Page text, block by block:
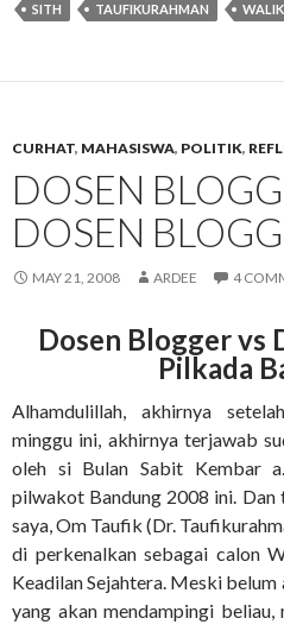
SITH
TAUFIKURAHMAN
CURHAT, MAHASISWA, POLITIK,
DOSEN
DOSEN
MAY 21, 2008 ARDEE 4
Dosen Blogger vs
Pilkada
Alhamdulillah, akhirnya
minggu ini, akhirnya terjawab
oleh si Bulan Sabit Kembar
pilwakot Bandung 2008 ini. Dan
saya, Om Taufik (Dr.
di perkenalkan sebagai calon
Keadilan Sejahtera. Meski
yang akan mendampingi beliau,